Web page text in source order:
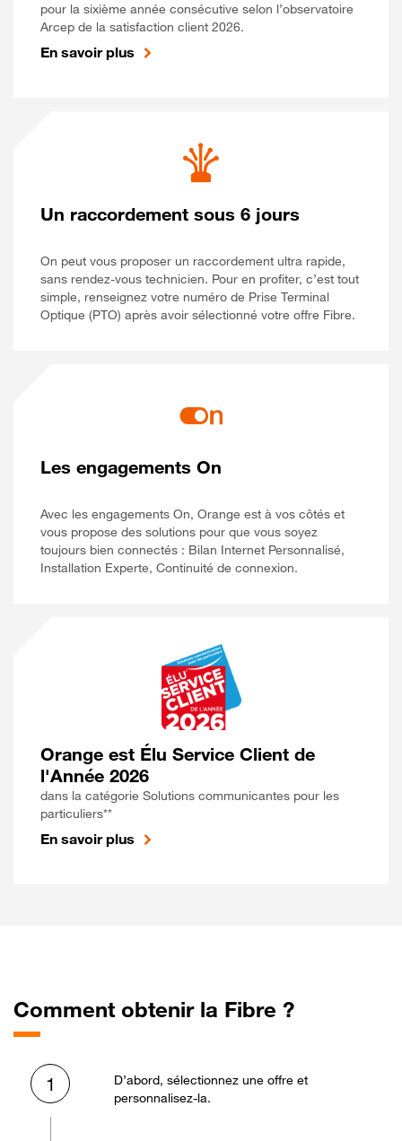
pour la sixième année consécutive selon l’observatoire
Arcep de la satisfaction client 2026.
En savoir plus
Un raccordement sous 6 jours
On peut vous proposer un raccordement ultra rapide,
sans rendez-vous technicien. Pour en profiter, c’est tout
simple, renseignez votre numéro de Prise Terminal
Optique (PTO) après avoir sélectionné votre offre Fibre.
Les engagements On
Avec les engagements On, Orange est à vos côtés et
vous propose des solutions pour que vous soyez
toujours bien connectés : Bilan Internet Personnalisé,
Installation Experte, Continuité de connexion.
Orange est Élu Service Client de
l'Année 2026
dans la catégorie Solutions communicantes pour les
particuliers**
En savoir plus
Comment obtenir la Fibre ?
1
D’abord, sélectionnez une offre et
personnalisez-la.